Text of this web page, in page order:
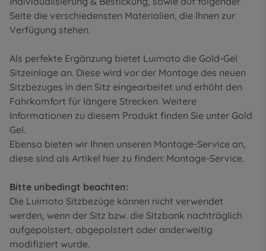
Seite die verschiedensten Materialien, die Ihnen zur
Verfügung stehen.
Als perfekte Ergänzung bietet Luimoto die Gold-Gel
Sitzeinlage an. Diese wird vor der Montage des neuen
Sitzbezuges in den Sitz eingearbeitet und erhöht den
Fahrkomfort für längere Strecken. Weitere
Informationen zu diesem Produkt finden Sie unter Gold
Gel.
Ebenso bieten wir Ihnen unseren Montage-Service an,
diese sind als Artikel hier zu finden: Montage-Service.
Bitte unbedingt beachten:
Die Luimoto Sitzbezüge können nicht verwendet
werden, wenn der Sitz bzw. die Sitzbank nachträglich
aufgepolstert, abgepolstert oder anderweitig
modifiziert wurde.